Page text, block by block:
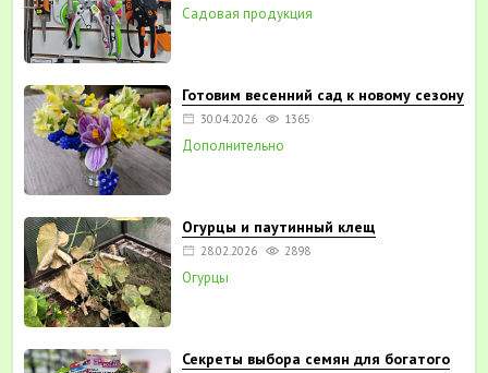
Садовая продукция
Готовим весенний сад к новому сезону
30.04.2026 1365
Дополнительно
Огурцы и паутинный клещ
28.02.2026 2898
Огурцы
Секреты выбора семян для богатого